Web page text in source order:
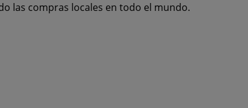
las compras locales en todo el mundo.